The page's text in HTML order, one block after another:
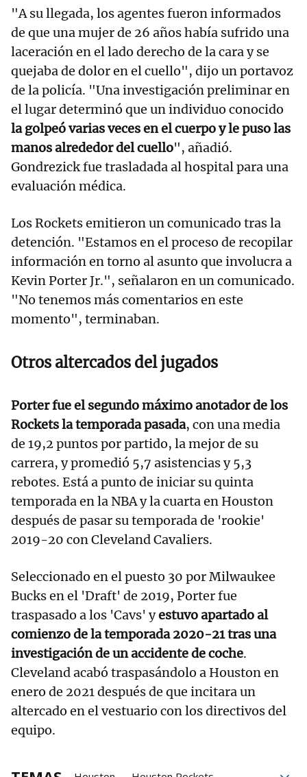
"A su llegada, los agentes fueron informados
de que una mujer de 26 años había sufrido una
laceración en el lado derecho de la cara y se
quejaba de dolor en el cuello", dijo un portavoz
de la policía. "Una investigación preliminar en
el lugar determinó que un individuo conocido
la golpeó varias veces en el cuerpo y le puso las
manos alrededor del cuello", añadió.
Gondrezick fue trasladada al hospital para una
evaluación médica.
Los Rockets emitieron un comunicado tras la
detención. "Estamos en el proceso de recopilar
información en torno al asunto que involucra a
Kevin Porter Jr.", señalaron en un comunicado.
"No tenemos más comentarios en este
momento", terminaban.
Otros altercados del jugados
Porter fue el segundo máximo anotador de los
Rockets la temporada pasada, con una media
de 19,2 puntos por partido, la mejor de su
carrera, y promedió 5,7 asistencias y 5,3
rebotes. Está a punto de iniciar su quinta
temporada en la NBA y la cuarta en Houston
después de pasar su temporada de 'rookie'
2019-20 con Cleveland Cavaliers.
Seleccionado en el puesto 30 por Milwaukee
Bucks en el 'Draft' de 2019, Porter fue
traspasado a los 'Cavs' yestuvo apartado al
comienzo de la temporada 2020-21 tras una
investigación de un accidente de coche.
Cleveland acabó traspasándolo a Houston en
enero de 2021 después de que incitara un
altercado en el vestuario con los directivos del
equipo.